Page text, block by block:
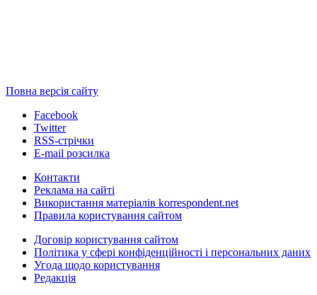
Повна версія сайту
Facebook
Twitter
RSS-стрічки
E-mail розсилка
Контакти
Реклама на сайті
Використання матеріалів korrespondent.net
Правила користування сайтом
Договір користування сайтом
Політика у сфері конфіденційності і персональних даних
Угода щодо користування
Редакція